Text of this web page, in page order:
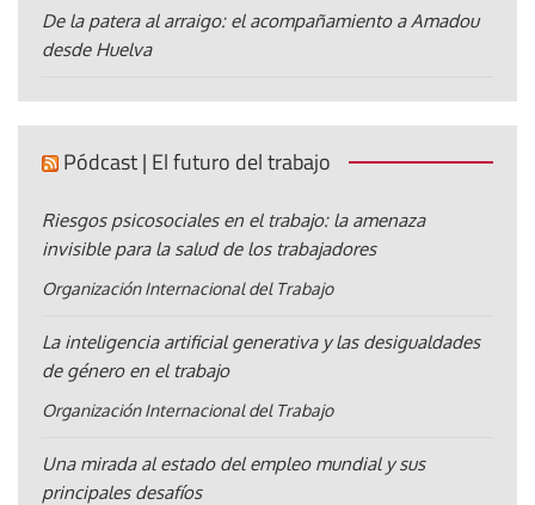
De la patera al arraigo: el acompañamiento a Amadou
desde Huelva
Pódcast | El futuro del trabajo
Riesgos psicosociales en el trabajo: la amenaza
invisible para la salud de los trabajadores
Organización Internacional del Trabajo
La inteligencia artificial generativa y las desigualdades
de género en el trabajo
Organización Internacional del Trabajo
Una mirada al estado del empleo mundial y sus
principales desafíos